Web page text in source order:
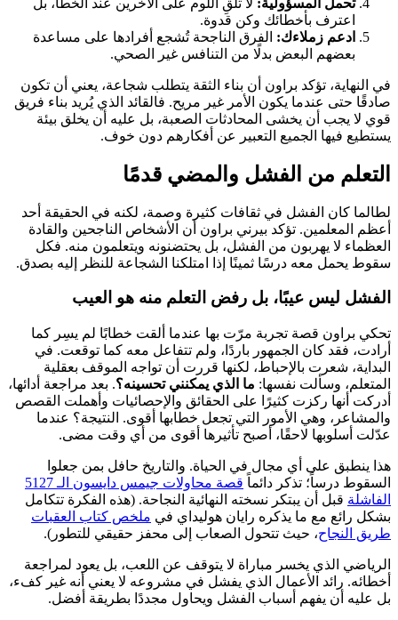
اعترف بأخطائك وكن قدوة.
ادعم زملاءك: الفرق الناجحة تُشجع أفرادها على مساعدة
بعضهم البعض بدلًا من التنافس غير الصحي.
في النهاية، تؤكد براون أن بناء الثقة يتطلب شجاعة، يعني أن تكون
صادقًا حتى عندما يكون الأمر غير مريح. فالقائد الذي يُريد بناء فريق
قوي لا يجب أن يخشى المحادثات الصعبة، بل عليه أن يخلق بيئة
يستطيع فيها الجميع التعبير عن أفكارهم دون خوف.
التعلم من الفشل والمضي قدمًا
لطالما كان الفشل في ثقافات كثيرة وصمة، لكنه في الحقيقة أحد
أعظم المعلمين. تؤكد بيرني براون أن الأشخاص الناجحين والقادة
العظماء لا يهربون من الفشل، بل يحتضنونه ويتعلمون منه. فكل
سقوط يحمل معه درسًا ثمينًا إذا امتلكنا الشجاعة للنظر إليه بصدق.
الفشل ليس عيبًا، بل رفض التعلم منه هو العيب
تحكي براون قصة تجربة مرّت بها عندما ألقت خطابًا لم يسِر كما
أرادت، فقد كان الجمهور باردًا، ولم تتفاعل معه كما توقعت. في
البداية، شعرت بالإحباط، لكنها قررت أن تواجه الموقف بعقلية
المتعلم، وسألت نفسها: ما الذي يمكنني تحسينه؟. بعد مراجعة أدائها،
أدركت أنها ركزت كثيرًا على الحقائق والإحصائيات وأهملت القصص
والمشاعر، وهي الأمور التي تجعل خطابها أقوى. النتيجة؟ عندما
عدّلت أسلوبها لاحقًا، أصبح تأثيرها أقوى من أي وقت مضى.
هذا ينطبق على أي مجال في الحياة. والتاريخ حافل بمن جعلوا
السقوط درساً؛ تذكر دائماً
قصة محاولات جيمس دايسون الـ 5127
الفاشلة قبل أن يبتكر نسخته النهائية النجاحة. (هذه الفكرة تتكامل
بشكل رائع مع ما يذكره رايان هوليداي في ملخص كتاب العقبات
طريق النجاح، حيث تتحول الصعاب إلى محفز حقيقي للتطور).
الرياضي الذي يخسر مباراة لا يتوقف عن اللعب، بل يعود لمراجعة
أخطائه. رائد الأعمال الذي يفشل في مشروعه لا يعني أنه غير كفء،
بل عليه أن يفهم أسباب الفشل ويحاول مجددًا بطريقة أفضل.